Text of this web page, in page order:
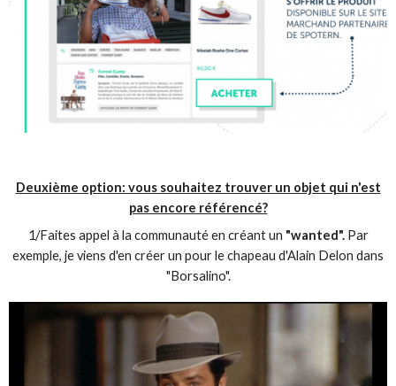
Deuxième option: vous souhaitez trouver un objet qui n'est
pas encore référencé?
1/Faites appel à la communauté en créant un "wanted".Par
exemple, je viens d'en créer un pour le chapeau d'Alain Delon dans
"Borsalino".